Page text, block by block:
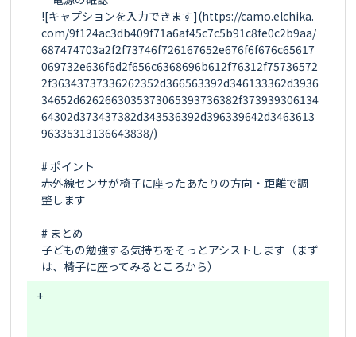
![キャプションを入力できます](https://camo.elchika.
com/9f124ac3db409f71a6af45c7c5b91c8fe0c2b9aa/
687474703a2f2f73746f726167652e676f6f676c65617
069732e636f6d2f656c6368696b612f76312f75736572
2f36343737336262352d366563392d346133362d3936
34652d6262663035373065393736382f373939306134
64302d373437382d343536392d396339642d3463613
96335313136643838/)
# ポイント
赤外線センサが椅子に座ったあたりの方向・距離で調
整します
# まとめ
子どもの勉強する気持ちをそっとアシストします（まず
+